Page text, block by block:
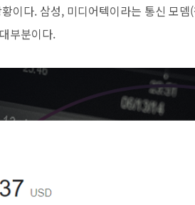
이다. 삼성, 미디어텍이라는 통신 모
부분이다.